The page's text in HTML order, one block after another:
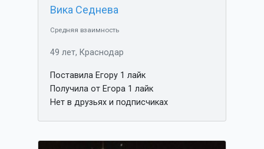
Вика Седнева
Средняя взаимность
49 лет, Краснодар
Поставила Егору 1 лайк
Получила от Егора 1 лайк
Нет в друзьях и подписчиках